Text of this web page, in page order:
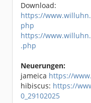
Download:
https://
php
https://
.php
Neuerungen:
jameica https://
hibiscus: https://
0_29102025